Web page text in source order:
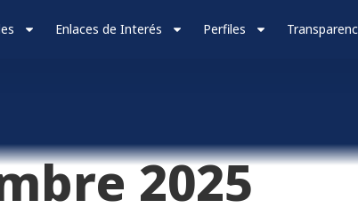
Enlaces de Interés Perfiles
2025